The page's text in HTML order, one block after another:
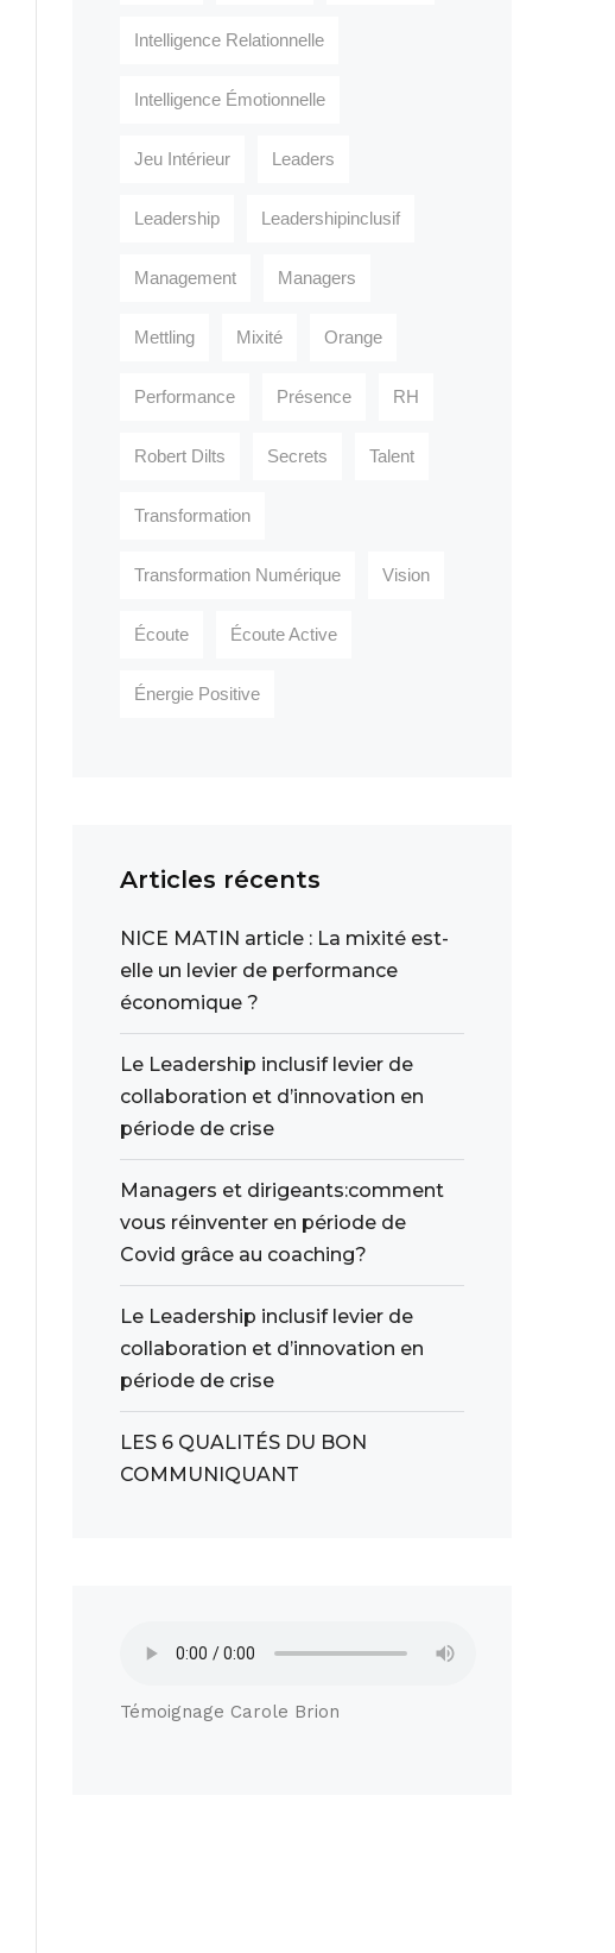
Intelligence Relationnelle
Intelligence Émotionnelle
Jeu Intérieur Leaders
Leadership Leadershipinclusif
Management Managers
Mettling Mixité Orange
Performance Présence RH
Robert Dilts Secrets Talent
Transformation
Transformation Numérique Vision
Écoute Écoute Active
Énergie Positive
Articles récents
NICE MATIN article : La mixité est-
elle un levier de performance
économique ?
Le Leadership inclusif levier de
collaboration et d’innovation en
période de crise
Managers et dirigeants:comment
vous réinventer en période de
Covid grâce au coaching?
Le Leadership inclusif levier de
collaboration et d’innovation en
période de crise
LES 6 QUALITÉS DU BON
COMMUNIQUANT
Témoignage Carole Brion